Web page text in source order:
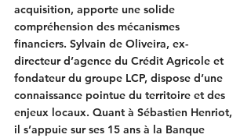
acquisition, apporte une solide
compréhension des mécanismes
financiers. Sylvain de Oliveira, ex-
directeur d’agence du Crédit Agricole et
fondateur du groupe LCP, dispose d’une
connaissance pointue du territoire et des
enjeux locaux. Quant à Sébastien Henriot,
il s’appuie sur ses 15 ans à la Banque